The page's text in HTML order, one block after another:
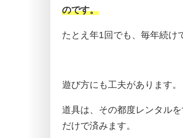
のです。
たとえ年1回でも、毎年続け
遊び方にも工夫があります。
道具は、その都度レンタル
だけで済みます。